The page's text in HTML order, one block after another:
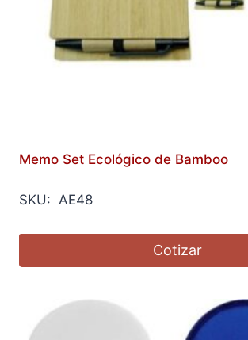
Memo Set Ecológico de Bamboo
SKU: AE48
Cotizar